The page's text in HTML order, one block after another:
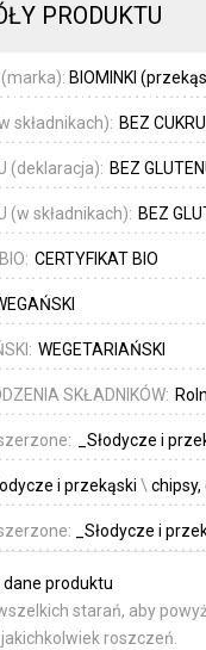
PRODUKTU
(marka): BIOMINKI
składnikach): BEZ
(deklaracja): BEZ
(w składnikach): BEZ
CERTYFIKAT BIO
WEGETARIAŃSKI
SKŁADNIKÓW:
_Słodycze i
i przekąski \ chipsy,
_Słodycze i
dane produktu
starań, aby
roszczeń.